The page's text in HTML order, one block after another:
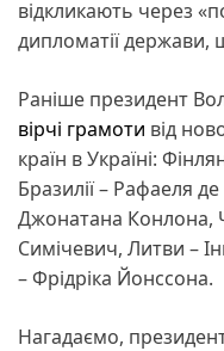
відкликають через
дипломатії держави,
Раніше президент
вірчі грамоти від
країн в Україні:
Бразилії – Рафаеля
Джонатана Конлона,
Симічевич, Литви –
– Фрідріка Йонссона.
Нагадаємо,